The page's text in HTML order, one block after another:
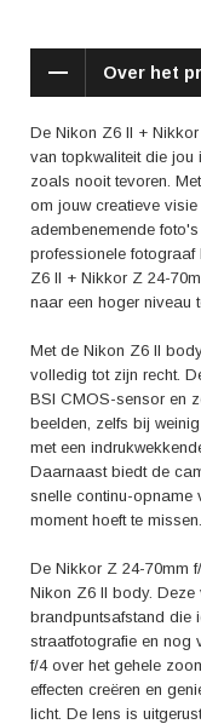
geavanceerd, maar ook
snel toegang hebt tot alle
en de elektronische
maken het eenvoudig
beschikt de camera over
Fi en Bluetooth,
delen en overdragen
Reviews van gebruikers
gebruiksgemak.
weinig licht, de snelle
schakelen tussen foto-
vanwege de uitgebreide
body beeldstabilisatie,
beelden vast te leggen.
Kortom, de Nikon Z6 II +
ongeëvenaarde
een krachtige tool in huis
laten en de mooiste
mogelijkheden van de
hoe jouw fotografie naar
Over het
De Nikon Z6 II +
van topkwaliteit die jou
zoals nooit tevoren.
om jouw creatieve
adembenemende
professionele fotograaf
Z6 II + Nikkor Z 24-
naar een hoger niveau
Met de Nikon Z6 II
volledig tot zijn recht.
BSI CMOS-sensor en
beelden, zelfs bij
met een
Daarnaast biedt de
snelle continu-opname
moment hoeft te missen.
De Nikkor Z 24-70mm
Nikon Z6 II body. Deze
brandpuntsafstand die
straatfotografie en nog
f/4 over het gehele
effecten creëren en
licht. De lens is